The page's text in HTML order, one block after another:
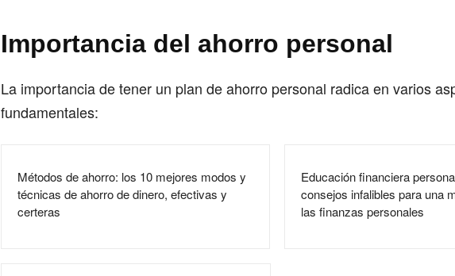
Importancia del ahorro personal
La importancia de tener un plan de ahorro personal radica en varios
fundamentales:
Métodos de ahorro: los 10 mejores modos y
técnicas de ahorro de dinero, efectivas y
certeras
Educación financiera
consejos infalibles para una
las finanzas personales